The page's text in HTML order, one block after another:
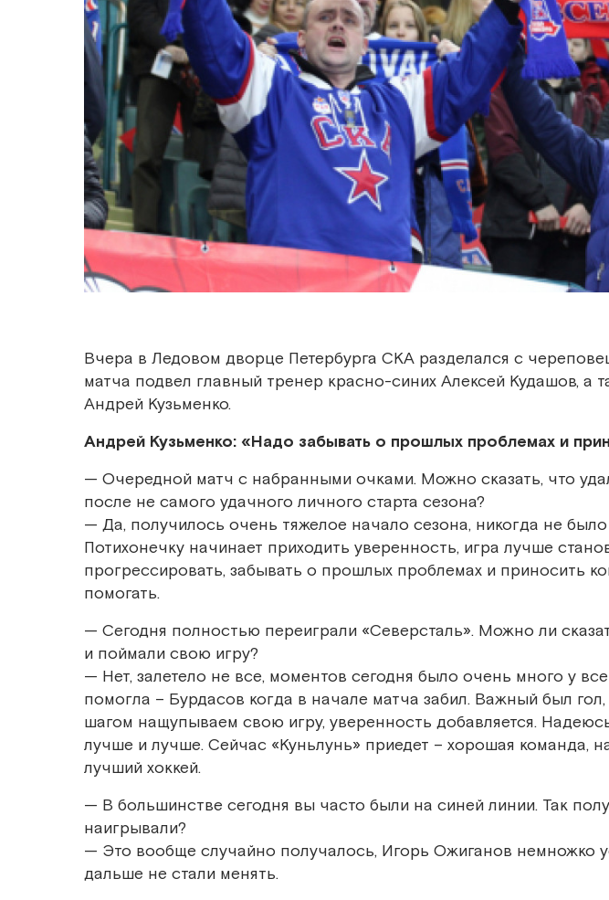
Вчера в Ледовом дворце Петербурга СКА разделался с
матча подвел главный тренер красно-синих Алексей Кудашов, а
Андрей Кузьменко.
Андрей Кузьменко: «Надо забывать о прошлых проблемах и
— Очередной матч с набранными очками. Можно сказать, что
после не самого удачного личного старта сезона?
— Да, получилось очень тяжелое начало сезона, никогда не
Потихонечку начинает приходить уверенность, игра лучше
прогрессировать, забывать о прошлых проблемах и приносить
помогать.
— Сегодня полностью переиграли «Северсталь». Можно ли
и поймали свою игру?
— Нет, залетело не все, моментов сегодня было очень много у
помогла – Бурдасов когда в начале матча забил. Важный был
шагом нащупываем свою игру, уверенность добавляется.
лучше и лучше. Сейчас «Куньлунь» приедет – хорошая команда,
лучший хоккей.
— В большинстве сегодня вы часто были на синей линии. Так
наигрывали?
— Это вообще случайно получалось, Игорь Ожиганов немножко
дальше не стали менять.